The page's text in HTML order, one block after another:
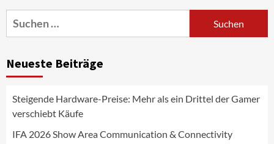
Suchen
nach:
Neueste Beiträge
Steigende Hardware-Preise: Mehr als ein Drittel der Gamer
verschiebt Käufe
IFA 2026 Show Area Communication & Connectivity
4
News aus dem Internet
Fernsehgeräte
NIQ kehrt zur IFA 2026 zurück und prägt
die Branchendebatte